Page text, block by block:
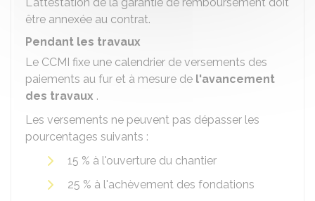
être annexée au contrat.
Pendant les travaux
Le CCMI fixe une calendrier de versements des
paiements au fur et à mesure de l'avancement
des travaux .
Les versements ne peuvent pas dépasser les
pourcentages suivants :
15 % à l'ouverture du chantier
25 % à l'achèvement des fondations